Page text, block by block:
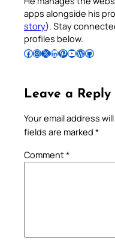
apps alongside his
story). Stay
profiles below.
Follow Pradeep on Facebook Follow Pradeep on InstagramFollow Pradeep on X Follow Pradeep on LinkedIn Follow Pradeep on Pinterest Subscribe to Pradeep’s Youtube Channel Follow Pradeep on WordPress Follow Pradeep on GitHub
Leave a Reply
Your email address
fields are marked *
Comment*